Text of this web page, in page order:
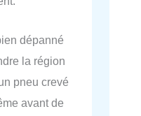
dépanné
la région
pneu crevé
avant de